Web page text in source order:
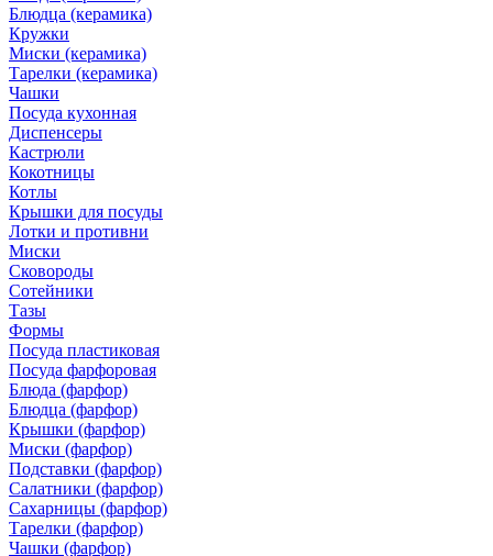
Блюдца (керамика)
Кружки
Миски (керамика)
Тарелки (керамика)
Чашки
Посуда кухонная
Диспенсеры
Кастрюли
Кокотницы
Котлы
Крышки для посуды
Лотки и противни
Миски
Сковороды
Сотейники
Тазы
Формы
Посуда пластиковая
Посуда фарфоровая
Блюда (фарфор)
Блюдца (фарфор)
Крышки (фарфор)
Миски (фарфор)
Подставки (фарфор)
Салатники (фарфор)
Сахарницы (фарфор)
Тарелки (фарфор)
Чашки (фарфор)